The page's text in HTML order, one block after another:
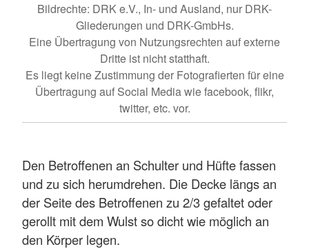
Bildrechte: DRK e.V., In- und Ausland, nur DRK-
Gliederungen und DRK-GmbHs.
Eine Übertragung von Nutzungsrechten auf externe
Dritte ist nicht statthaft.
Es liegt keine Zustimmung der Fotografierten für eine
Übertragung auf Social Media wie facebook, flikr,
twitter, etc. vor.
Den Betroffenen an Schulter und Hüfte fassen
und zu sich herumdrehen. Die Decke längs an
der Seite des Betroffenen zu 2/3 gefaltet oder
gerollt mit dem Wulst so dicht wie möglich an
den Körper legen.